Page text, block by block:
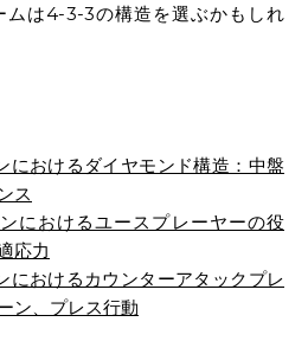
ムは4-3-3の構造を選ぶかもしれ
におけるダイヤモンド構造：中盤
ス
におけるユースプレーヤーの役
応力
におけるカウンターアタックプレ
ン、プレス行動